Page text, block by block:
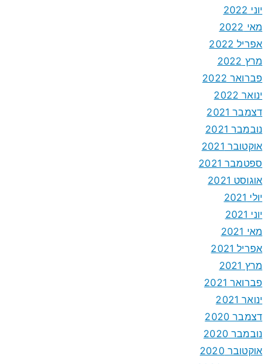
יוני 2022
מאי 2022
אפריל 2022
מרץ 2022
פברואר 2022
ינואר 2022
דצמבר 2021
נובמבר 2021
אוקטובר 2021
ספטמבר 2021
אוגוסט 2021
יולי 2021
יוני 2021
מאי 2021
אפריל 2021
מרץ 2021
פברואר 2021
ינואר 2021
דצמבר 2020
נובמבר 2020
אוקטובר 2020